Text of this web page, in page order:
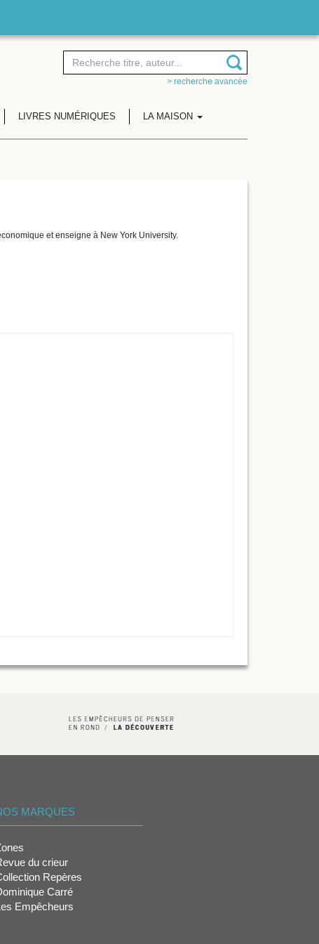
> recherche avancée
LIVRES NUMÉRIQUES LA MAISON
et enseigne à New York University.
MARQUES
du crieur
Repères
Carré
Empêcheurs